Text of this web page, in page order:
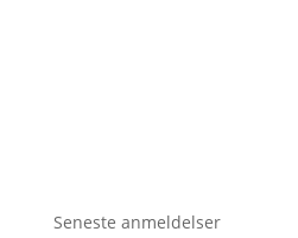
Seneste anmeldelser